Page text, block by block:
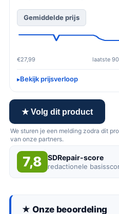
Gemiddelde prijs
€27,99 laatste
Bekijk prijsverloop
★ Volg dit product
We sturen je een melding zodra dit
van onze partners.
7,8 SDRepair-score
redactionele
★ Onze beoordeling